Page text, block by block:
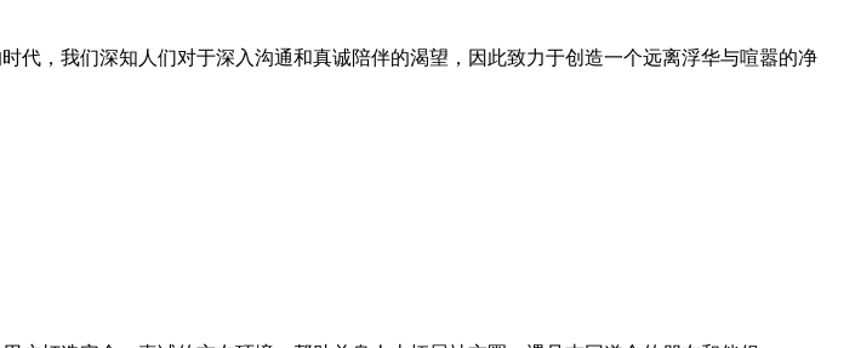
代，我们深知人们对于深入沟通和真诚陪伴的渴望，因此致力于创造一个远离浮华与喧嚣的净